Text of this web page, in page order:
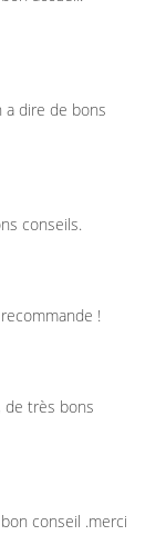
a dire de bons
conseils.
!
de très bons
conseil .merci